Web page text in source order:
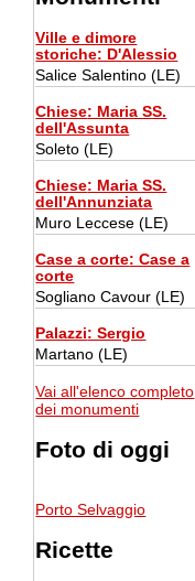
Ville e dimore
storiche: D'Alessio
Salice Salentino (LE)
Chiese: Maria SS.
dell'Assunta
Soleto (LE)
Chiese: Maria SS.
dell'Annunziata
Muro Leccese (LE)
Case a corte: Case a
corte
Sogliano Cavour (LE)
Palazzi: Sergio
Martano (LE)
Vai all'elenco completo
dei monumenti
Foto di oggi
Porto Selvaggio
Ricette